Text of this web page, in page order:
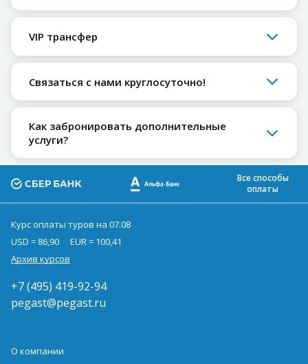
VIP трансфер
Связаться с нами круглосуточно!
Как забронировать дополнительные
услуги?
Все способы
оплаты
Курс оплаты туров на 07.08
USD = 86,90
EUR = 100,41
Архив курсов
+7 (495) 419-92-94
pegast@pegast.ru
О компании